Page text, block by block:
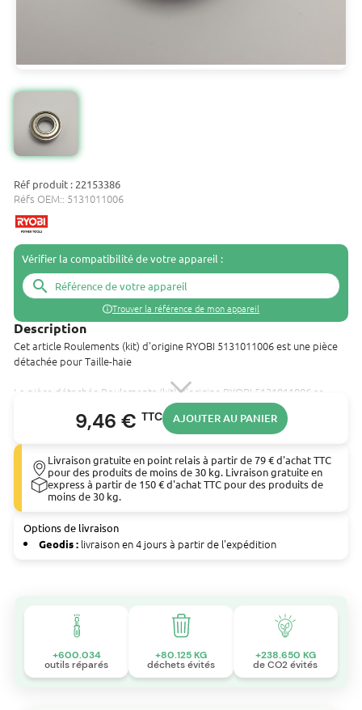
Réf produit : 22153386
Réfs OEM:: 5131011006
Vérifier la compatibilité de votre appareil :
search
Trouver la référence de mon appareil
Description
Cet article Roulements (kit) d'origine RYOBI 5131011006 est une pièce
détachée pour Taille-haie
La pièce détachée Roulements (kit) d'origine RYOBI 5131011006 se
Taille-haie thermique RYOBI (RHT25X55R)
Taille-haie thermique RYOBI (RHT2660DA)
Taille-haie thermique 25.4 cm³ RYOBI (RHT25X60RO)
Taille-haie thermique 26 cm³ RYOBI (RHT2660R)
9,46 € TTC AJOUTER AU PANIER
Livraison gratuite en point relais à partir de 79 € d'achat TTC
pour des produits de moins de 30 kg. Livraison gratuite en
express à partir de 150 € d'achat TTC pour des produits de
moins de 30 kg.
Options de livraison
Geodis : livraison en 4 jours à partir de l'expédition
+600.034
outils réparés
+80.125 KG
déchets évités
+238.650 KG
de CO2 évités